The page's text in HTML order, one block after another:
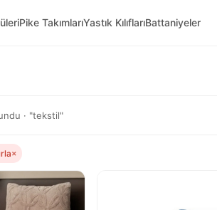
Pike TakımlarıYastık KılıflarıBattaniyeler
· "tekstil"
×